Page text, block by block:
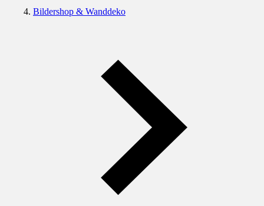
Bildershop & Wanddeko